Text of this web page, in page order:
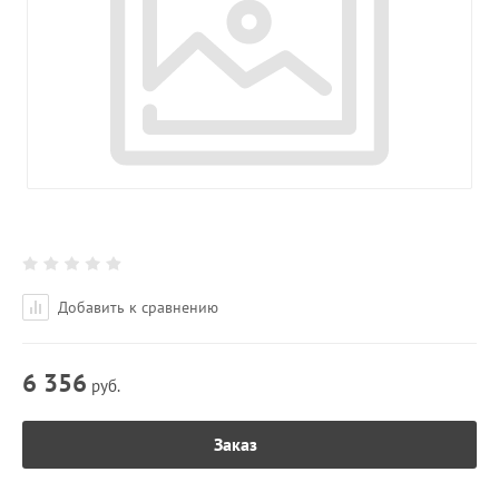
Добавить к сравнению
6 356 руб.
Заказ